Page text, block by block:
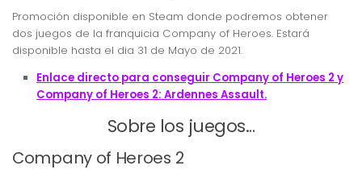
Promoción disponible en Steam donde podremos obtener
dos juegos de la franquicia Company of Heroes. Estará
disponible hasta el dia 31 de Mayo de 2021.
Enlace directo para conseguir Company of Heroes 2 y
Company of Heroes 2: Ardennes Assault.
Sobre los juegos…
Company of Heroes 2